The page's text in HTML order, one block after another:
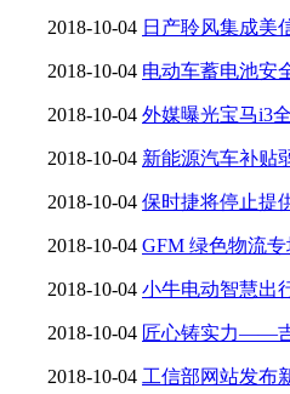
2018-10-04 日产聆风集成美
动车电池安全 【图】
2018-10-04 电动车蓄电池安
举行
2018-10-04 外媒曝光宝马i3
2018-10-04 新能源汽车补贴
必然趋势
2018-10-04 保时捷将停止提
电池驱动
2018-10-04 GFM 绿色物流
力电池系统如何配置
2018-10-04 小牛电动智慧出
户”常州
2018-10-04 匠心铸实力——
郑州开城
2018-10-04 工信部网站发布